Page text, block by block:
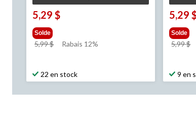
5,29 $
Solde
5,99 $
prixRabais 12%
22 en stock
5,29
Solde
5,99 $
9 en